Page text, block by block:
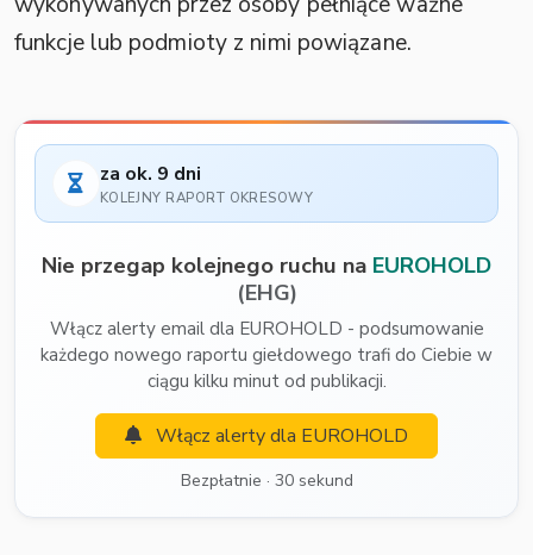
funkcje lub podmioty z nimi powiązane.
za ok. 9 dni
KOLEJNY RAPORT OKRESOWY
Nie przegap kolejnego ruchu na EUROHOLD
(EHG)
Włącz alerty email dla EUROHOLD - podsumowanie
każdego nowego raportu giełdowego trafi do Ciebie w
ciągu kilku minut od publikacji.
Włącz alerty dla EUROHOLD
Bezpłatnie · 30 sekund